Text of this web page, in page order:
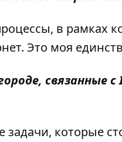
в рамках
Это моя
задачи, которые